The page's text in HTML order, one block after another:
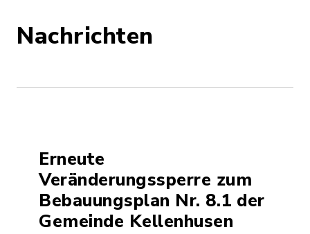
Nachrichten
Erneute
Veränderungssperre zum
Bebauungsplan Nr. 8.1 der
Gemeinde Kellenhusen